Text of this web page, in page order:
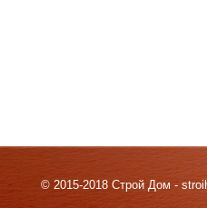
© 2015-2018 Строй Дом -